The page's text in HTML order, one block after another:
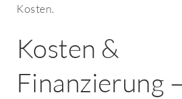
Kosten.
Kosten &
Finanzierung